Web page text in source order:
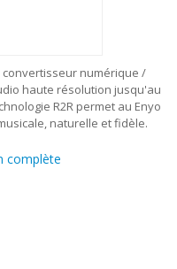
convertisseur numérique /
haute résolution jusqu'au
R2R permet au Enyo
naturelle et fidèle.
complète